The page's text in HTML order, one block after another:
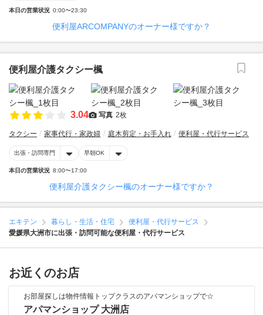
本日の営業状況 0:00〜23:30
便利屋ARCOMPANYのオーナー様ですか？
便利屋介護タクシー楓
3.04 写真 2枚
タクシー 家事代行・家政婦 庭木剪定・お手入れ 便利屋・代行サービス
出張・訪問専門 早朝OK
本日の営業状況 8:00〜17:00
便利屋介護タクシー楓のオーナー様ですか？
エキテン 暮らし・生活・住宅
便利屋・代行サービス
愛媛県大洲市に出張・訪問可能な便利屋・代行サービス
お近くのお店
お部屋探しは物件情報トップクラスのアパマンショップで☆
アパマンショップ 大洲店